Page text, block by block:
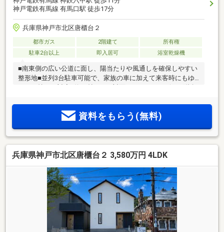
神戸電鉄有馬線 有馬口駅 徒歩17分
兵庫県神戸市北区唐櫃台２
都市ガス 2階建て
所有権
駐車2台以上
即入居可 浴室乾燥機
■南東側の広い公道に面し、陽当たりや風通しを確保しやすい
整形地■並列3台駐車可能で、家族の車に加えて来客時にもゆ
付きで、食品や衣類、外用品も整理しやすい設計■食洗機・浴
室暖房乾燥機・室内物干しが、毎日の家事負担を軽減します■
やすい住まい■耐震等級3＋制震ダンパーMIRAIEが、家族を守
る安心感を高めます■完成済・即入居可。吹抜けの開放感や収
納動線をぜひ現地でご体感ください
資料をもらう(無料)
兵庫県神戸市北区唐櫃台２ 3,580万円 4LDK